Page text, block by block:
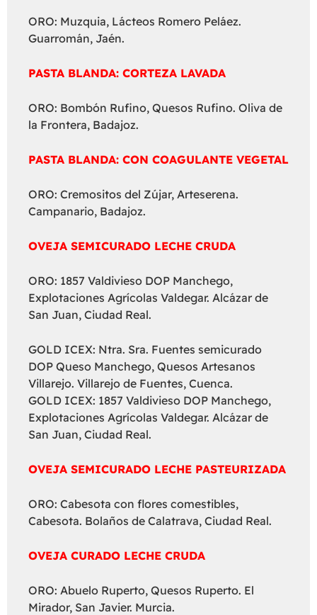
ORO: Muzquia, Lácteos Romero Peláez.
Guarromán, Jaén.
PASTA BLANDA: CORTEZA LAVADA
ORO: Bombón Rufino, Quesos Rufino. Oliva de
la Frontera, Badajoz.
PASTA BLANDA: CON COAGULANTE VEGETAL
ORO: Cremositos del Zújar, Arteserena.
Campanario, Badajoz.
OVEJA SEMICURADO LECHE CRUDA
ORO: 1857 Valdivieso DOP Manchego,
Explotaciones Agrícolas Valdegar. Alcázar de
San Juan, Ciudad Real.
GOLD ICEX: Ntra. Sra. Fuentes semicurado
DOP Queso Manchego, Quesos Artesanos
Villarejo. Villarejo de Fuentes, Cuenca.
GOLD ICEX: 1857 Valdivieso DOP Manchego,
Explotaciones Agrícolas Valdegar. Alcázar de
San Juan, Ciudad Real.
OVEJA SEMICURADO LECHE PASTEURIZADA
ORO: Cabesota con flores comestibles,
Cabesota. Bolaños de Calatrava, Ciudad Real.
OVEJA CURADO LECHE CRUDA
ORO: Abuelo Ruperto, Quesos Ruperto. El
Mirador, San Javier. Murcia.